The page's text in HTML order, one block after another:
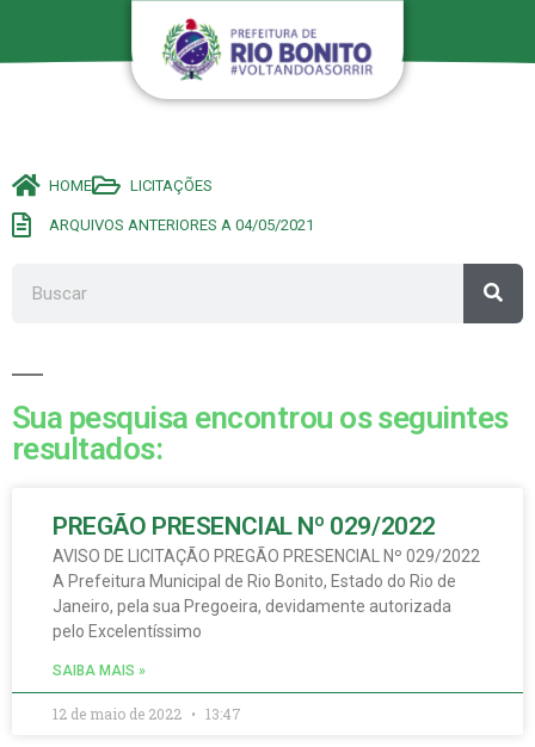
HOME LICITAÇÕES
ARQUIVOS ANTERIORES A 04/05/2021
Sua pesquisa encontrou os seguintes
resultados:
PREGÃO PRESENCIAL Nº 029/2022
AVISO DE LICITAÇÃO PREGÃO PRESENCIAL Nº 029/2022
A Prefeitura Municipal de Rio Bonito, Estado do Rio de
Janeiro, pela sua Pregoeira, devidamente autorizada
pelo Excelentíssimo
SAIBA MAIS »
12 de maio de 2022 13:47